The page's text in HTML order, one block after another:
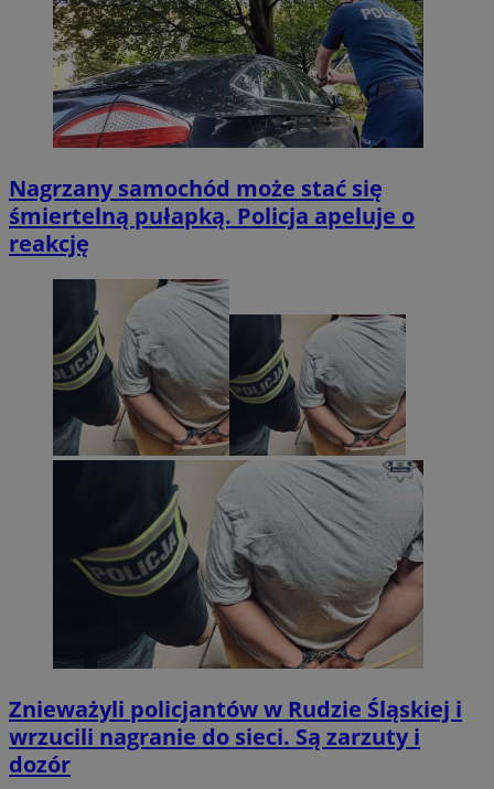
Nagrzany samochód może stać się
śmiertelną pułapką. Policja apeluje o
reakcję
Znieważyli policjantów w Rudzie Śląskiej i
wrzucili nagranie do sieci. Są zarzuty i
dozór